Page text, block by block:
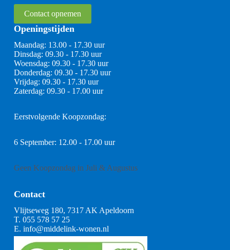
Contact opnemen
Openingstijden
Maandag: 13.00 - 17.30 uur
Dinsdag: 09.30 - 17.30 uur
Woensdag: 09.30 - 17.30 uur
Donderdag: 09.30 - 17.30 uur
Vrijdag: 09.30 - 17.30 uur
Zaterdag: 09.30 - 17.00 uur
Eerstvolgende Koopzondag:
6 September: 12.00 - 17.00 uur
Geen Koopzondag in Juli & Augustus
Contact
Vlijtseweg 180, 7317 AK Apeldoorn
T. 055 578 57 25
E. info@middelink-wonen.nl